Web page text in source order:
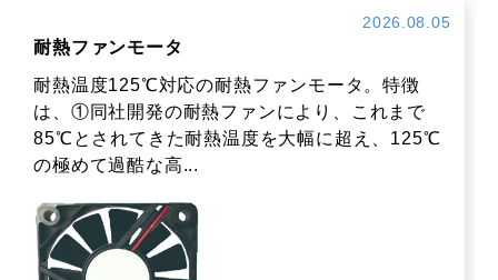
2026.08.05
耐熱ファンモータ
耐熱温度125℃対応の耐熱ファンモータ。特徴
は、①同社開発の耐熱ファンにより、これまで
85℃とされてきた耐熱温度を大幅に超え、125℃
の極めて過酷な高...